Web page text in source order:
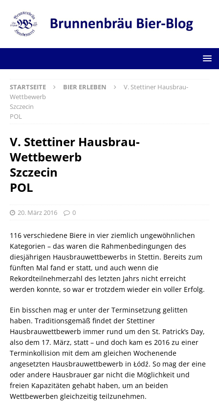
STARTSEITE BIER ERLEBEN
V. Stettiner Hausbrau-
Wettbewerb
Szczecin
POL
V. Stettiner Hausbrau-
Wettbewerb
Szczecin
POL
20. März 2016 0
116 verschiedene Biere in vier ziemlich ungewöhnlichen
Kategorien – das waren die Rahmenbedingungen des
diesjährigen Hausbrauwettbewerbs in Stettin. Bereits zum
fünften Mal fand er statt, und auch wenn die
Rekordteilnehmerzahl des letzten Jahrs nicht erreicht
werden konnte, so war er trotzdem wieder ein voller Erfolg.
Ein bisschen mag er unter der Terminsetzung gelitten
haben. Traditionsgemäß findet der Stettiner
Hausbrauwettbewerb immer rund um den St. Patrick’s Day,
also dem 17. März, statt – und doch kam es 2016 zu einer
Terminkollision mit dem am gleichen Wochenende
angesetzten Hausbrauwettbewerb in Łódź. So mag der eine
oder andere Hausbrauer gar nicht die Möglichkeit und
freien Kapazitäten gehabt haben, um an beiden
Wettbewerben gleichzeitig teilzunehmen.